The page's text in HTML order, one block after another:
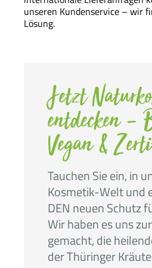
unseren Kundenservice – wir
Lösung.
Jetzt
entdecken –
Vegan &
Tauchen Sie ein, in
Kosmetik-Welt und
DEN neuen Schutz
Wir haben es uns
gemacht, die
der Thüringer